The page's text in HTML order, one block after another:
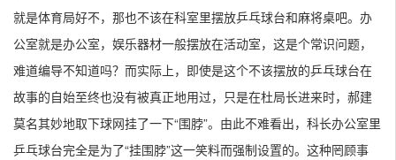
就是体育局好不，那也不该在科室里摆放乒乓球台和麻将桌吧。办
公室就是办公室，娱乐器材一般摆放在活动室，这是个常识问题，
难道编导不知道吗？而实际上，即使是这个不该摆放的乒乓球台在
故事的自始至终也没有被真正地用过，只是在杜局长进来时，郝建
莫名其妙地取下球网挂了一下“围脖”。由此不难看出，科长办公室里
乒乓球台完全是为了“挂围脖”这一笑料而强制设置的。这种罔顾事